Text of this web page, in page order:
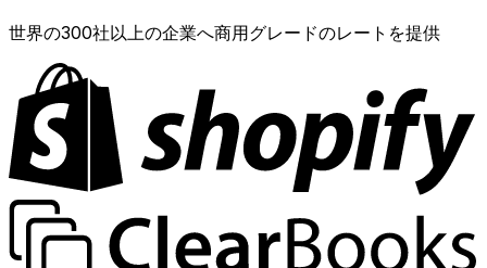
世界の300社以上の企業へ商用グレードのレートを提供